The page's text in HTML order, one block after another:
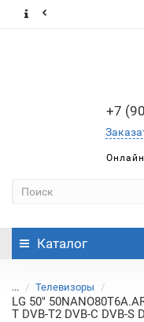
+7
Каталог
... Телевизоры
LG 50"
T DVB-T2 DVB-C DVB-S